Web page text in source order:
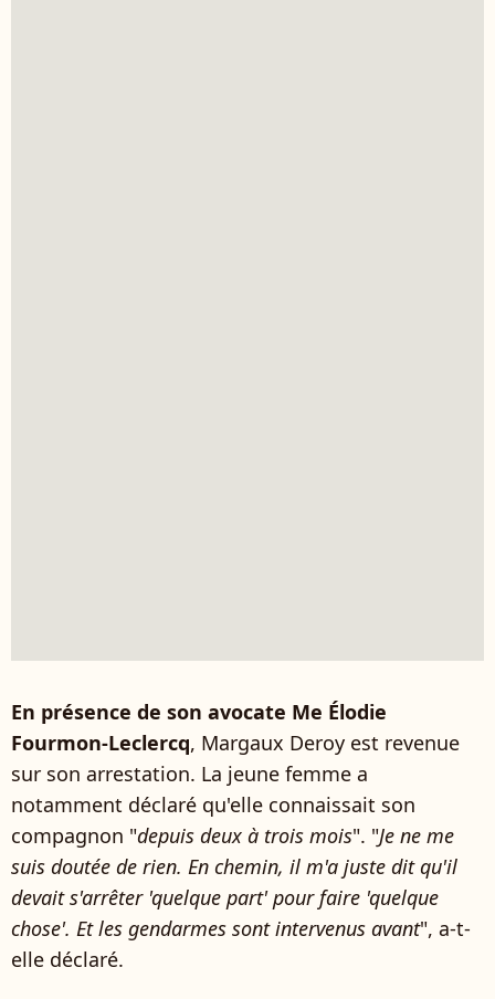
En présence de son avocate Me Élodie
Fourmon-Leclercq, Margaux Deroy est revenue
sur son arrestation. La jeune femme a
notamment déclaré qu'elle connaissait son
compagnon "depuis deux à trois mois". "Je ne me
suis doutée de rien. En chemin, il m'a juste dit qu'il
devait s'arrêter 'quelque part' pour faire 'quelque
chose'. Et les gendarmes sont intervenus avant", a-t-
elle déclaré.